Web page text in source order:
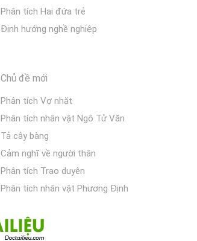
Phân tích Hai đứa trẻ
Định hướng nghề nghiệp
Chủ đề mới
Phân tích Vợ nhặt
Phân tích nhân vật Ngô Tử Văn
Tả cây bàng
Cảm nghĩ về người thân
Phân tích Trao duyên
Phân tích nhân vật Phương Định